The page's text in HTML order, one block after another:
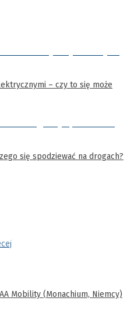
– czy to się może
się spodziewać na drogach?
Mobility (Monachium, Niemcy)